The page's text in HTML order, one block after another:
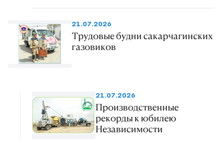
21.07.2026
Трудовые будни сакарчагинских
газовиков
21.07.2026
Производственные
рекорды к юбилею
Независимости